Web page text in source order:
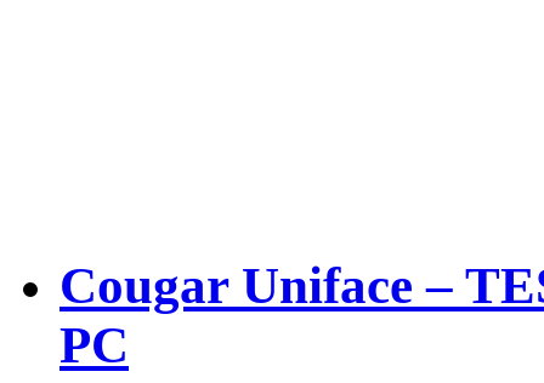
Cougar Uniface –
PC